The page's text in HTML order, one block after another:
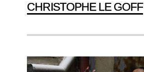
CHRISTOPHE LE GOFF